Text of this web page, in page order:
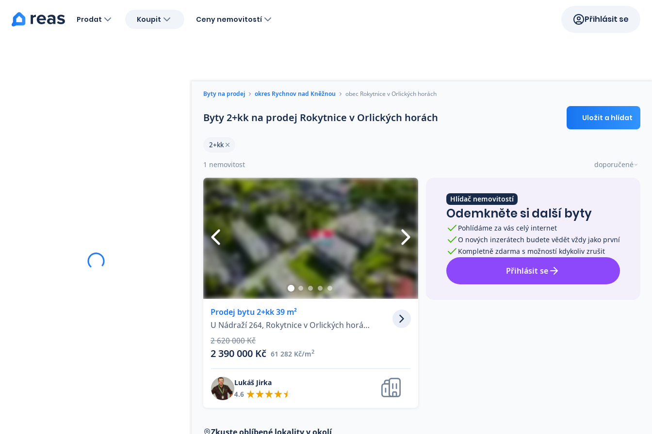
Prodat Koupit Ceny nemovitostí Přihlásit se
Byty na prodej okres Rychnov nad Kněžnou obec Rokytnice v Orlických horách
Byty 2+kk na prodej Rokytnice v Orlických horách Uložit a hlídat
2+kk
1 nemovitost doporučené
Prodej bytu 2+kk 39 m²
U Nádraží 264, Rokytnice v Orlických horách
2 620 000 Kč
2 390 000 Kč 61 282 Kč/m2
Lukáš Jirka
4.6
Hlídač nemovitostí
Odemkněte si další byty
Pohlídáme za vás celý internet
O nových inzerátech budete vědět vždy jako první
Kompletně zdarma s možností kdykoliv zrušit
Přihlásit se
Zkuste oblíbené lokality v okolí